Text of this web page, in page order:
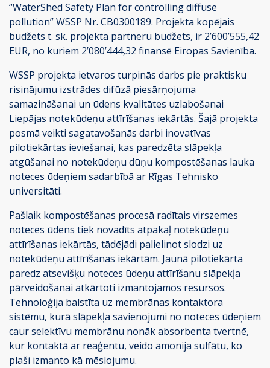
“WaterShed Safety Plan for controlling diffuse
pollution” WSSP Nr. CB0300189. Projekta kopējais
budžets t. sk. projekta partneru budžets, ir 2’600’555,42
EUR, no kuriem 2’080’444,32 finansē Eiropas Savienība.
WSSP projekta ietvaros turpinās darbs pie praktisku
risinājumu izstrādes difūzā piesārņojuma
samazināšanai un ūdens kvalitātes uzlabošanai
Liepājas notekūdeņu attīrīšanas iekārtās. Šajā projekta
posmā veikti sagatavošanās darbi inovatīvas
pilotiekārtas ieviešanai, kas paredzēta slāpekļa
atgūšanai no notekūdeņu dūņu kompostēšanas lauka
noteces ūdeņiem sadarbībā ar Rīgas Tehnisko
universitāti.
Pašlaik kompostēšanas procesā radītais virszemes
noteces ūdens tiek novadīts atpakaļ notekūdeņu
attīrīšanas iekārtās, tādējādi palielinot slodzi uz
notekūdeņu attīrīšanas iekārtām. Jaunā pilotiekārta
paredz atsevišķu noteces ūdeņu attīrīšanu slāpekļa
pārveidošanai atkārtoti izmantojamos resursos.
Tehnoloģija balstīta uz membrānas kontaktora
sistēmu, kurā slāpekļa savienojumi no noteces ūdeņiem
caur selektīvu membrānu nonāk absorbenta tvertnē,
kur kontaktā ar reaģentu, veido amonija sulfātu, ko
plaši izmanto kā mēslojumu.